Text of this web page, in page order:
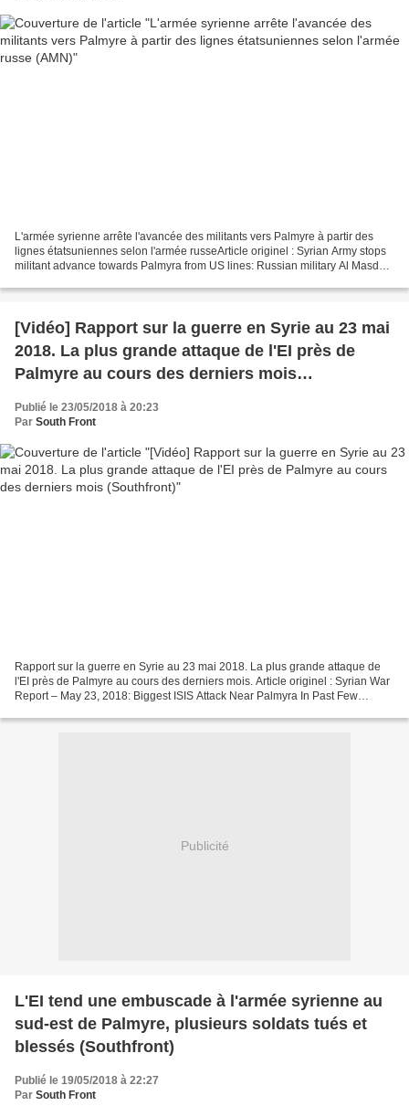
L'armée syrienne arrête l'avancée des militants vers Palmyre à partir des
lignes étatsuniennes selon l'armée russeArticle originel : Syrian Army stops
militant advance towards Palmyra from US lines: Russian military Al Masdar
[Vidéo] Rapport sur la guerre en Syrie au 23 mai
2018. La plus grande attaque de l'EI près de
Palmyre au cours des derniers mois
(Southfront)
Publié le 23/05/2018 à 20:23
Par South Front
Rapport sur la guerre en Syrie au 23 mai 2018. La plus grande attaque de
l'EI près de Palmyre au cours des derniers mois. Article originel : Syrian War
Report – May 23, 2018: Biggest ISIS Attack Near Palmyra In Past Few
Publicité
L'EI tend une embuscade à l'armée syrienne au
sud-est de Palmyre, plusieurs soldats tués et
blessés (Southfront)
Publié le 19/05/2018 à 22:27
Par South Front